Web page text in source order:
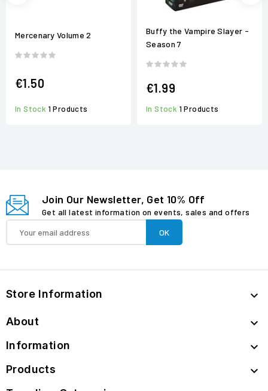
Mercenary Volume 2
€1.50
In Stock 1 Products
Buffy the Vampire Slayer -
Season 7
€1.99
In Stock 1 Products
Join Our Newsletter, Get 10% Off
Get all latest information on events, sales and offers
Store Information 
About 
Information 
Products 